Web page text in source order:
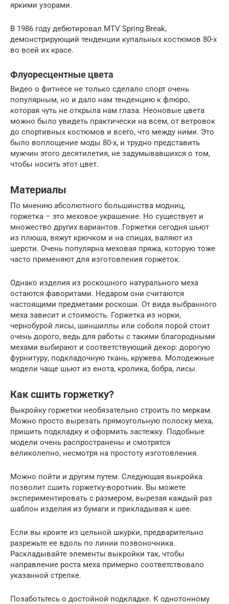
яркими узорами.
В 1986 году дебютировал MTV Spring Break,
демонстрирующий тенденции купальных костюмов 80-х
во всей их красе.
Флуоресцентные цвета
Видео о фитнесе не только сделало спорт очень
популярным, но и дало нам тенденцию к флюро,
которая чуть не открыла нам глаза. Неоновые цвета
можно было увидеть практически на всем, от ветровок
до спортивных костюмов и всего, что между ними. Это
было воплощение моды 80-х, и трудно представить
мужчин этого десятилетия, не задумывавшихся о том,
чтобы носить этот цвет.
Материалы
По мнению абсолютного большинства модниц,
горжетка – это меховое украшение. Но существует и
множество других вариантов. Горжетки сегодня шьют
из плюша, вяжут крючком и на спицах, валяют из
шерсти. Очень популярна меховая пряжа, которую тоже
часто применяют для изготовления горжеток.
Однако изделия из роскошного натурального меха
остаются фаворитами. Недаром они считаются
настоящими предметами роскоши. От вида выбранного
меха зависит и стоимость. Горжетка из норки,
чернобурой лисы, шиншиллы или соболя порой стоит
очень дорого, ведь для работы с такими благородными
мехами выбирают и соответствующий декор: дорогую
фурнитуру, подкладочную ткань, кружева. Молодежные
модели чаще шьют из енота, кролика, бобра, лисы.
Как сшить горжетку?
Выкройку горжетки необязательно строить по меркам.
Можно просто вырезать прямоугольную полоску меха,
пришить подкладку и оформить застежку. Подобные
модели очень распространены и смотрятся
великолепно, несмотря на простоту изготовления.
Можно пойти и другим путем. Следующая выкройка
позволит сшить горжетку-воротник. Вы можете
экспериментировать с размером, вырезая каждый раз
шаблон изделия из бумаги и прикладывая к шее.
Если вы кроите из цельной шкурки, предварительно
разрежьте ее вдоль по линии позвоночника.
Раскладывайте элементы выкройки так, чтобы
направление роста меха примерно соответствовало
указанной стрелке.
Позаботьтесь о достойной подкладке. К однотонному